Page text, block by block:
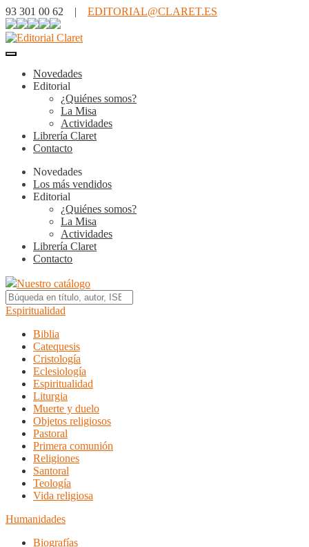
93 301 00 62 | EDITORIAL@CLARET.ES
Novedades
Editorial
¿Quiénes somos?
La Misa
Actividades
Librería Claret
Contacto
Novedades
Los más vendidos
Editorial
¿Quiénes somos?
La Misa
Actividades
Librería Claret
Contacto
Nuestro catálogo
Espiritualidad
Biblia
Catequesis
Cristología
Eclesiología
Espiritualidad
Liturgia
Muerte y duelo
Objetos religiosos
Pastoral
Primera comunión
Religiones
Santoral
Teología
Vida religiosa
Humanidades
Biografías